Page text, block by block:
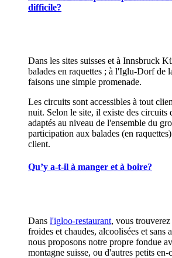
difficile?
Dans les sites suisses et à Innsbruck
balades en raquettes ; à l'Iglu-Dorf de
faisons une simple promenade.
Les circuits sont accessibles à tout
nuit. Selon le site, il existe des circuits
adaptés au niveau de l'ensemble du
participation aux balades (en
client.
Qu’y a-t-il à manger et à boire?
Dans l'igloo-restaurant, vous
froides et chaudes, alcoolisées et sans
nous proposons notre propre fondue
montagne suisse, ou d'autres petits en-